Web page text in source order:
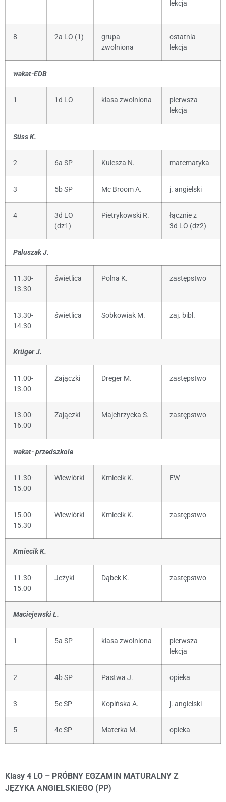
lekcja
8 2a LO (1)
grupa
zwolniona
ostatnia
lekcja
wakat-EDB
1 1d LO klasa zwolniona
pierwsza
lekcja
Süss K.
2 6a SP Kulesza N. matematyka
3 5b SP Mc Broom A. j. angielski
4
3d LO
(dz1)
Pietrykowski R.
łącznie z
3d LO (dz2)
Paluszak J.
11.30-
13.30
świetlica Polna K. zastępstwo
13.30-
14.30
świetlica Sobkowiak M. zaj. bibl.
Krüger J.
11.00-
13.00
Zajączki Dreger M. zastępstwo
13.00-
16.00
Zajączki Majchrzycka S. zastępstwo
wakat- przedszkole
11.30-
15.00
Wiewiórki Kmiecik K. EW
15.00-
15.30
Wiewiórki Kmiecik K. zastępstwo
Kmiecik K.
11.30-
15.00
Jeżyki Dąbek K. zastępstwo
Maciejewski Ł.
1 5a SP klasa zwolniona
pierwsza
lekcja
2 4b SP Pastwa J. opieka
3 5c SP Kopińska A. j. angielski
5 4c SP Materka M. opieka
Klasy 4 LO – PRÓBNY EGZAMIN MATURALNY Z
JĘZYKA ANGIELSKIEGO (PP)